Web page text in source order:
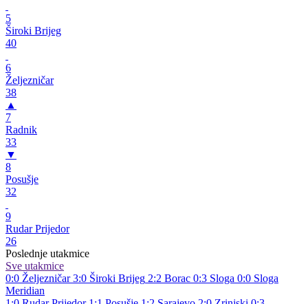
5
Široki Brijeg
40
6
Željezničar
38
▲
7
Radnik
33
▼
8
Posušje
32
9
Rudar Prijedor
26
Poslednje utakmice
Sve utakmice
0:0 Željezničar 3:0 Široki Brijeg 2:2 Borac 0:3 Sloga 0:0 Sloga
Meridian